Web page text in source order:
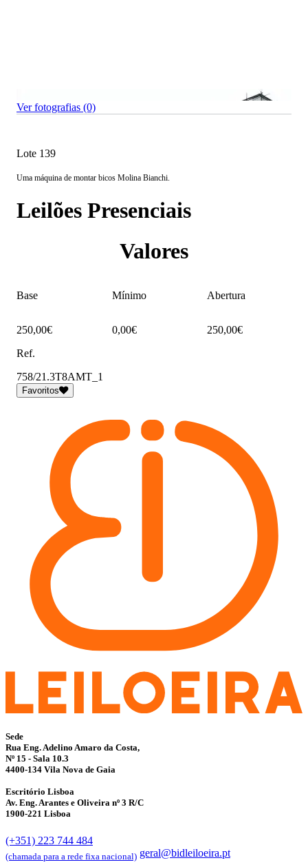
Ver fotografias (0)
Lote 139
Uma máquina de montar bicos Molina Bianchi.
Leilões Presenciais
Valores
Base Mínimo Abertura
250,00€ 0,00€
250,00€
Ref.
758/21.3T8AMT_1
Favoritos
Sede
Rua Eng. Adelino Amaro da Costa,
Nº 15 - Sala 10.3
4400-134 Vila Nova de Gaia
Escritório Lisboa
Av. Eng. Arantes e Oliveira nº 3 R/C
1900-221 Lisboa
(+351) 223 744 484
(chamada para a rede fixa nacional) geral@bidleiloeira.pt